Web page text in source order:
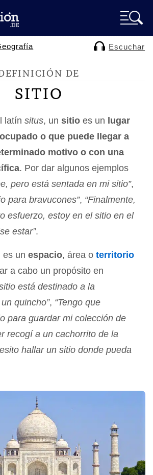
Escuchar
DE
SITIO
latín situs, un sitio es un lugar
o que puede llegar a
motivo o con una
. Por dar algunos ejemplos
pero está sentada en mi sitio”,
para bravucones”, “Finalmente,
esfuerzo, estoy en el sitio en el
estar”.
es un espacio, área o territorio
a cabo un propósito en
está destinado a la
quincho”, “Tengo que
para guardar mi colección de
recogí a un cachorrito de la
hallar un sitio donde pueda